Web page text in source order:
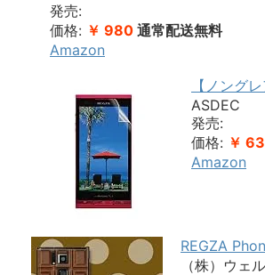
発売:
価格: ￥ 980 通常配送無料
Amazon
【ノング
ASDEC
発売:
価格: ￥
Amazon
REGZA
（株）ウェ